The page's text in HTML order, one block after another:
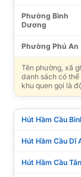
Phường Bình
Dương
Phường Phú An
Tên phường, xã
danh sách có
khu quen gọi là
Hút Hầm Cầu
Hút Hầm Cầu Dĩ
Hút Hầm Cầu